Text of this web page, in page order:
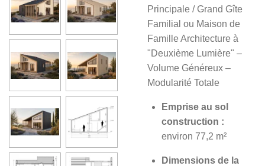
Principale / Grand Gîte
Familial ou Maison de
Famille Architecture à
"Deuxième Lumière" –
Volume Généreux –
Modularité Totale
Emprise au sol
construction :
environ 77,2 m²
Dimensions de la